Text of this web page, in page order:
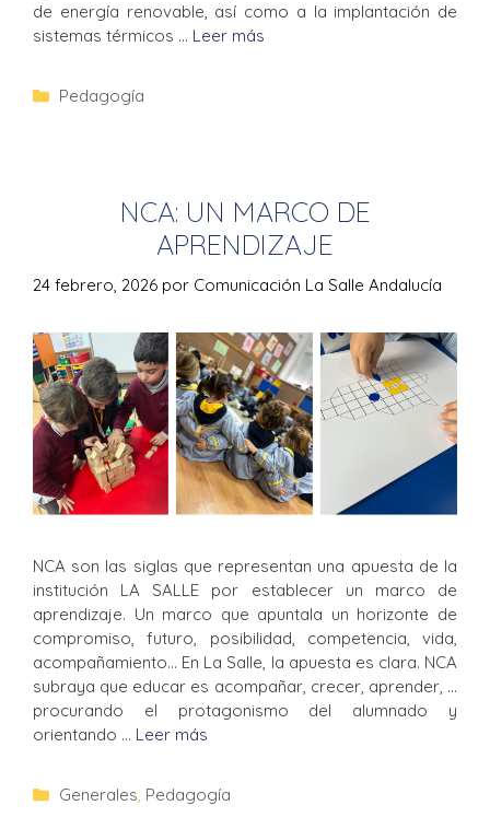
de energía renovable, así como a la implantación de
sistemas térmicos … Leer más
Pedagogía
NCA: UN MARCO DE
APRENDIZAJE
24 febrero, 2026 por Comunicación La Salle Andalucía
NCA son las siglas que representan una apuesta de la
institución LA SALLE por establecer un marco de
aprendizaje. Un marco que apuntala un horizonte de
compromiso, futuro, posibilidad, competencia, vida,
acompañamiento… En La Salle, la apuesta es clara. NCA
subraya que educar es acompañar, crecer, aprender, …
procurando el protagonismo del alumnado y
orientando … Leer más
Generales Pedagogía